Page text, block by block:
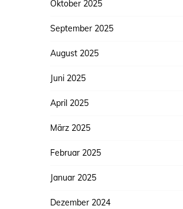
Oktober 2025
September 2025
August 2025
Juni 2025
April 2025
März 2025
Februar 2025
Januar 2025
Dezember 2024